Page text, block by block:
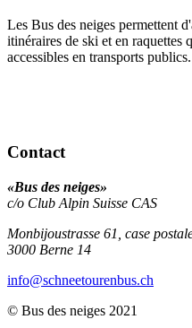
Les Bus des neiges permettent
itinéraires de ski et en raquettes
accessibles en transports publics.
Contact
«Bus des neiges»
c/o Club Alpin Suisse CAS
Monbijoustrasse 61, case
3000 Berne 14
info@schneetourenbus.ch
© Bus des neiges 2021